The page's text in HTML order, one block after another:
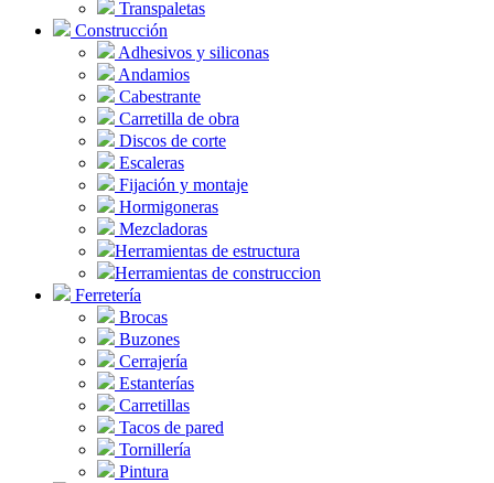
Transpaletas
Construcción
Adhesivos y siliconas
Andamios
Cabestrante
Carretilla de obra
Discos de corte
Escaleras
Fijación y montaje
Hormigoneras
Mezcladoras
Herramientas de estructura
Herramientas de construccion
Ferretería
Brocas
Buzones
Cerrajería
Estanterías
Carretillas
Tacos de pared
Tornillería
Pintura